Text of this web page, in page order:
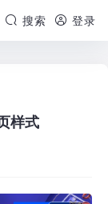
搜索 登录
样式